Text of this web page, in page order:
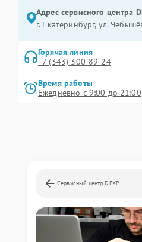
Адрес сервисного центра
г. Екатеринбург, ул.
Горячая линия
+7 (343) 300-89-24
Время работы
Ежедневно с 9:00 до 21:00
Сервисный центр DEXP